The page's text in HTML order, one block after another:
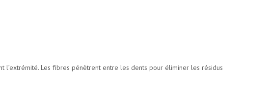
Les fibres pénètrent entre les dents pour éliminer les résidus